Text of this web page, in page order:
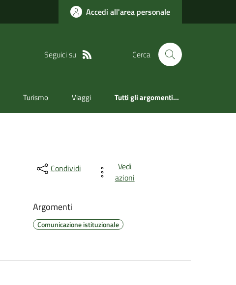
Accedi all'area personale
Seguici su Cerca
Turismo Viaggi Tutti gli argomenti...
Condividi
Vedi
azioni
Argomenti
Comunicazione istituzionale